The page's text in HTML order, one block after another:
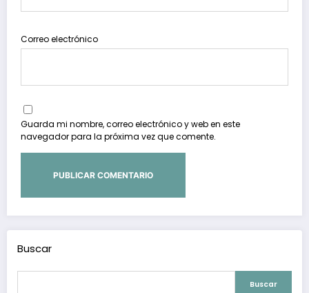
Correo electrónico
Guarda mi nombre, correo electrónico y web en este
navegador para la próxima vez que comente.
Buscar
Buscar